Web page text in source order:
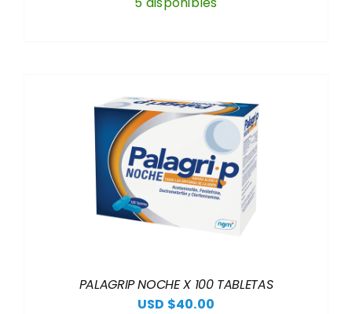
PALAGRIP NOCHE X 100 TABLETAS
USD $40.00